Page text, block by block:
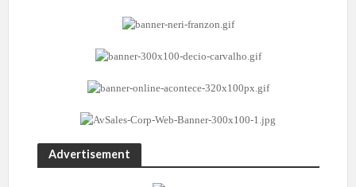
Advertisement